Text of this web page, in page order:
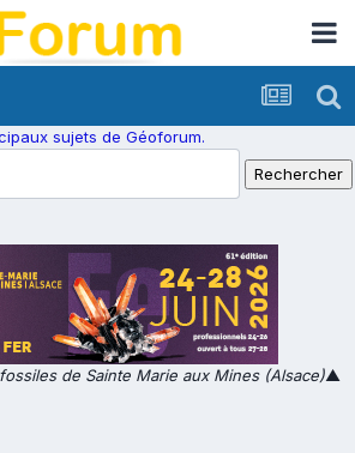
sujets de Géoforum.
de Sainte Marie aux Mines (Alsace)▲